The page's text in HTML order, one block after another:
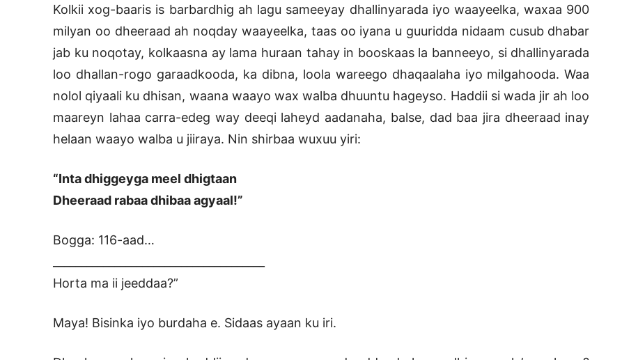
Kolkii xog-baaris is barbardhig ah lagu sameeyay dhallinyarada iyo waayeelka, waxaa 900
milyan oo dheeraad ah noqday waayeelka, taas oo iyana u guuridda nidaam cusub dhabar
jab ku noqotay, kolkaasna ay lama huraan tahay in booskaas la banneeyo, si dhallinyarada
loo dhallan-rogo garaadkooda, ka dibna, loola wareego dhaqaalaha iyo milgahooda. Waa
nolol qiyaali ku dhisan, waana waayo wax walba dhuuntu hageyso. Haddii si wada jir ah loo
maareyn lahaa carra-edeg way deeqi laheyd aadanaha, balse, dad baa jira dheeraad inay
helaan waayo walba u jiiraya. Nin shirbaa wuxuu yiri:
“Inta dhiggeyga meel dhigtaan
Dheeraad rabaa dhibaa agyaal!”
Bogga: 116-aad…
Horta ma ii jeeddaa?”
Maya! Bisinka iyo burdaha e. Sidaas ayaan ku iri.